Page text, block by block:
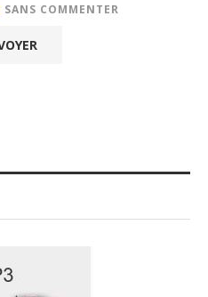
SANS COMMENTER